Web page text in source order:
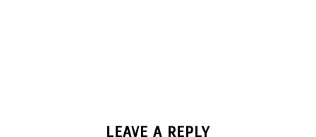
LEAVE A REPLY